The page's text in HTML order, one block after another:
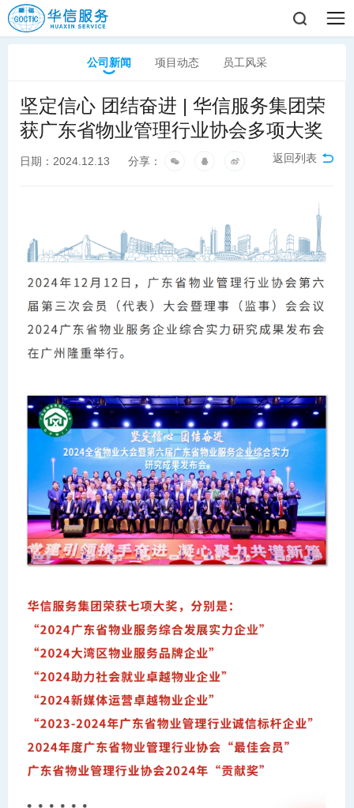
公司新闻 项目动态 员工风采
坚定信心 团结奋进 | 华信服务集团荣
获广东省物业管理行业协会多项大奖
日期：2024.12.13 分享： 返回列表